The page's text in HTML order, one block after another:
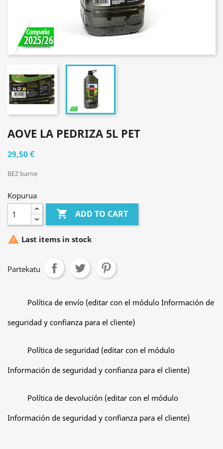
AOVE LA PEDRIZA 5L PET
29,50 €
BEZ barne
Kopurua
 ADD TO CART
 Last items in stock
Partekatu
Política de envío (editar con el módulo Información de
seguridad y confianza para el cliente)
Política de seguridad (editar con el módulo
Información de seguridad y confianza para el cliente)
Política de devolución (editar con el módulo
Información de seguridad y confianza para el cliente)